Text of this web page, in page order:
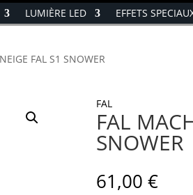
LUMIÈRE LED EFFETS
FAL S1 SNOWER
FAL
FAL
SNOWER
61,00 €